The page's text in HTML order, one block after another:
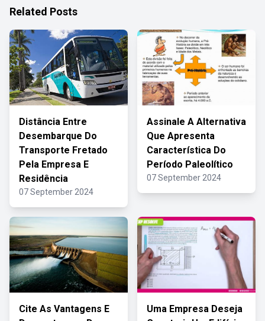
Related Posts
Distância Entre
Desembarque Do
Transporte Fretado
Pela Empresa E
Residência
07 September 2024
Assinale A Alternativa
Que Apresenta
Característica Do
Período Paleolítico
07 September 2024
Cite As Vantagens E
Uma Empresa Deseja